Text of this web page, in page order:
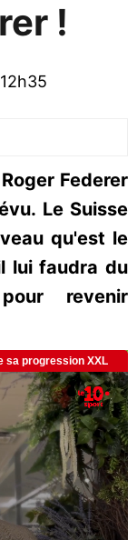
!
Federer
Le Suisse
qu'est le
lui faudra du
revenir